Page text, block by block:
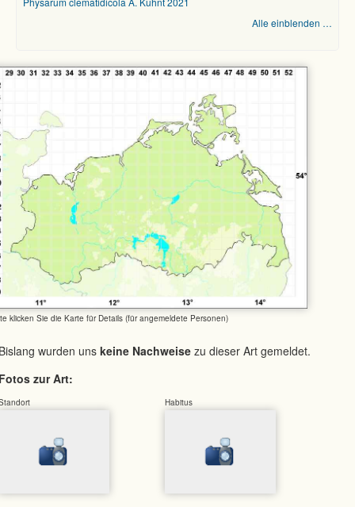
Alle einblenden …
klicken Sie die Karte für Details (für angemeldete Personen)
wurden uns keine Nachweise zu dieser Art gemeldet.
zur Art:
Habitus